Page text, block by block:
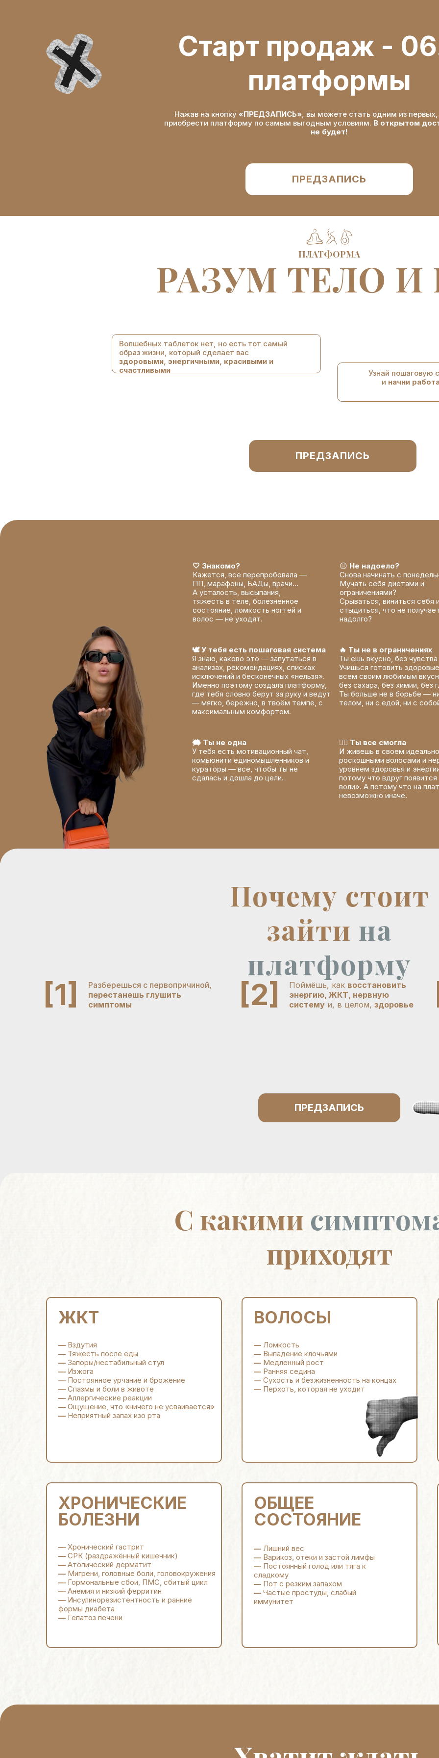
Старт продаж -
платформы
Нажав на кнопку «ПРЕДЗАПИСЬ», вы можете стать одним из
приобрести платформу по самым выгодным условиям. В открытом
не будет!
ПРЕДЗАПИСЬ
Волшебных таблеток нет, но есть тот самый
образ жизни, который сделает вас
здоровыми, энергичными, красивыми и
счастливыми
Узнай пошаговую
и начни
РАЗУМ ТЕЛО И
ПРЕДЗАПИСЬ
ПЛАТФОРМА
🗯 Ты не одна
У тебя есть мотивационный чат,
комьюнити единомышленников и
кураторы — все, чтобы ты не
сдалась и дошла до цели.
🕊 У тебя есть пошаговая система
Я знаю, каково это — запутаться в
анализах, рекомендациях, списках
исключений и бесконечных «нельзя».
Именно поэтому создала платформу,
где тебя словно берут за руку и ведут
— мягко, бережно, в твоём темпе, с
максимальным комфортом.
🤍 Знакомо?
Кажется, всё перепробовала —
ПП, марафоны, БАДы, врачи…
А усталость, высыпания,
тяжесть в теле, болезненное
состояние, ломкость ногтей и
волос — не уходят.
❤️‍🔥 Ты все смогла
И живешь в своем
роскошными волосами и
уровнем здоровья и
потому что вдруг появится
воли». А потому что на
невозможно иначе.
🔥 Ты не в ограничениях
Ты ешь вкусно, без чувства
Учишься готовить
всем своим любимым
без сахара, без химии, без
Ты больше не в борьбе —
телом, ни с едой, ни с
😑 Не надоело?
Снова начинать с
Мучать себя диетами и
ограничениями?
Срываться, виниться себя и
стыдиться, что не
надолго?
Почему стоит
зайти на
платформу
ПРЕДЗАПИСЬ
Поймёшь, как восстановить
энергию, ЖКТ, нервную
систему и, в целом, здоровье
[2]
Разберешься с первопричиной,
перестанешь глушить
симптомы
[1]
С какими
приходят
— Ломкость
— Выпадение клочьями
— Медленный рост
— Ранняя седина
— Сухость и безжизненность на концах
— Перхоть, которая не уходит
ВОЛОСЫ
— Вздутия
— Тяжесть после еды
— Запоры/нестабильный стул
— Изжога
— Постоянное урчание и брожение
— Спазмы и боли в животе
— Аллергические реакции
— Ощущение, что «ничего не усваивается»
— Неприятный запах изо рта
ЖКТ
— Хронический гастрит
— СРК (раздражённый кишечник)
— Атопический дерматит
— Мигрени, головные боли, головокружения
— Гормональные сбои, ПМС, сбитый цикл
— Анемия и низкий ферритин
— Инсулинорезистентность и ранние
формы диабета
— Гепатоз печени
ХРОНИЧЕСКИЕ
БОЛЕЗНИ
— Лишний вес
— Варикоз, отеки и застой лимфы
— Постоянный голод или тяга к
сладкому
— Пот с резким запахом
— Частые простуды, слабый
иммунитет
ОБЩЕЕ
СОСТОЯНИЕ